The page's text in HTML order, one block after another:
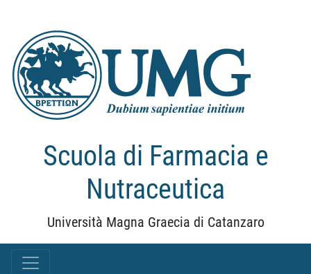
Scuola di Farmacia e
Nutraceutica
Università Magna Graecia di Catanzaro